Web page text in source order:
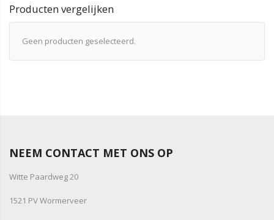
Producten vergelijken
Geen producten geselecteerd.
NEEM CONTACT MET ONS OP
Witte Paardweg 20
1521 PV Wormerveer